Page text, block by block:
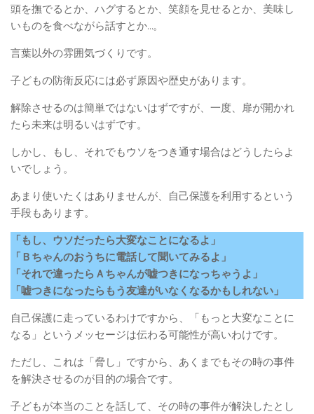
頭を撫でるとか、ハグするとか、笑顔を見せるとか、美味し
いものを食べながら話すとか…。
言葉以外の雰囲気づくりです。
子どもの防衛反応には必ず原因や歴史があります。
解除させるのは簡単ではないはずですが、一度、扉が開かれ
たら未来は明るいはずです。
しかし、もし、それでもウソをつき通す場合はどうしたらよ
いでしょう。
あまり使いたくはありませんが、自己保護を利用するという
手段もあります。
「もし、ウソだったら大変なことになるよ」
「Ｂちゃんのおうちに電話して聞いてみるよ」
「それで違ったらＡちゃんが嘘つきになっちゃうよ」
「嘘つきになったらもう友達がいなくなるかもしれない」
自己保護に走っているわけですから、「もっと大変なことに
なる」というメッセージは伝わる可能性が高いわけです。
ただし、これは「脅し」ですから、あくまでもその時の事件
を解決させるのが目的の場合です。
子どもが本当のことを話して、その時の事件が解決したとし